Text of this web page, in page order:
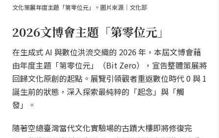
文化策展年度主題「第零位元」。圖片來源｜文化部
2026文博會主題「第零位元」
在生成式 AI 與數位洪流交織的 2026 年，本屆文博會藉
由年度主題「第零位元」（Bit Zero），宣告整體策展將
回歸文化原創的起點。展覽引領觀者重返數位時代 0 與 1
誕生前的狀態，深入探索最純粹的「起念」與「觸
發」。
隨著空總臺灣當代文化實驗場的古蹟大樓即將修復完